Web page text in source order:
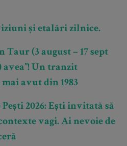
și etalări zilnice.
(3 august – 17 sept
avea”! Un tranzit
avut din 1983
2026: Ești invitată să
vagi. Ai nevoie de